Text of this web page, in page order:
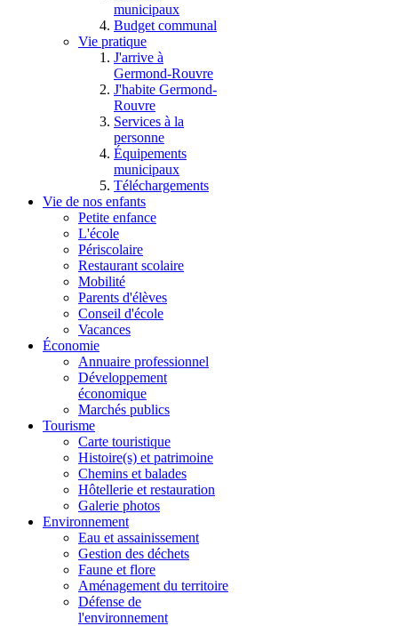
municipaux
Budget communal
Vie pratique
J'arrive à
Germond-Rouvre
J'habite Germond-
Rouvre
Services à la
personne
Équipements
municipaux
Téléchargements
Vie de nos enfants
Petite enfance
L'école
Périscolaire
Restaurant scolaire
Mobilité
Parents d'élèves
Conseil d'école
Vacances
Économie
Annuaire professionnel
Développement
économique
Marchés publics
Tourisme
Carte touristique
Histoire(s) et patrimoine
Chemins et balades
Hôtellerie et restauration
Galerie photos
Environnement
Eau et assainissement
Gestion des déchets
Faune et flore
Aménagement du territoire
Défense de
l'environnement